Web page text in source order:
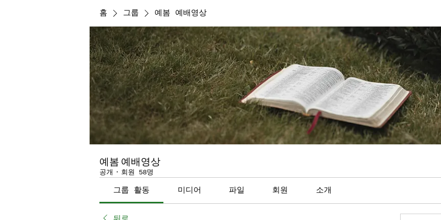
홈 그룹 예봄 예배영상
예봄 예배영상
공개 · 회원 58명
그룹 활동 미디어 파일 회원 소개